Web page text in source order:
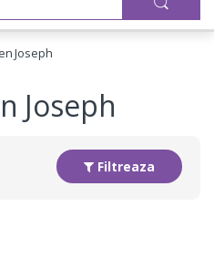
Joseph
Joseph
Filtreaza